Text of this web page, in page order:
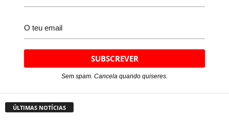
Sem spam. Cancela quando quiseres.
ÚLTIMAS NOTÍCIAS